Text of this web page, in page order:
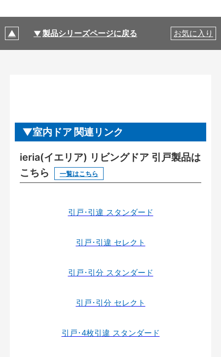
製品シリーズページに戻る お気に入り
室内ドア 関連リンク
ieria(イエリア) リビングドア 引戸製品は
こちら
一覧はこちら
引戸･引違 スタンダード
引戸･引違 セレクト
引戸･引分 スタンダード
引戸･引分 セレクト
引戸･4枚引違 スタンダード